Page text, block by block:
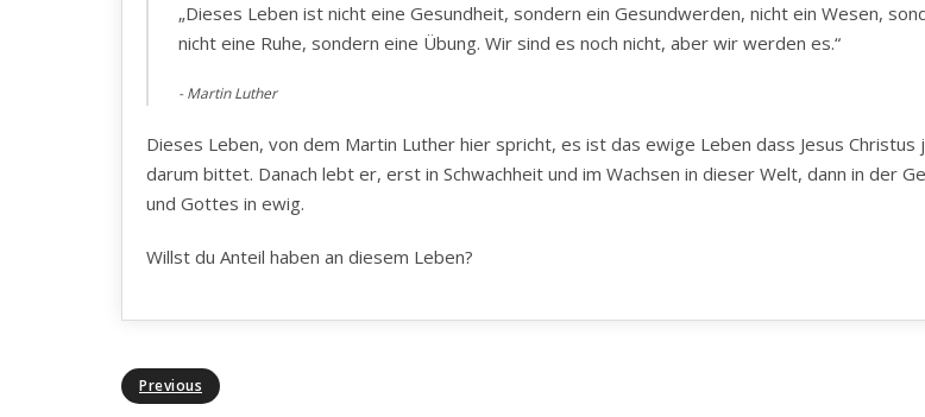
„Dieses Leben ist nicht eine Gesundheit, sondern ein Gesundwerden, nicht ein Wesen,
nicht eine Ruhe, sondern eine Übung. Wir sind es noch nicht, aber wir werden es.“
Martin Luther
Dieses Leben, von dem Martin Luther hier spricht, es ist das ewige Leben dass Jesus
darum bittet. Danach lebt er, erst in Schwachheit und im Wachsen in dieser Welt, dann in der
und Gottes in ewig.
Willst du Anteil haben an diesem Leben?
Previous